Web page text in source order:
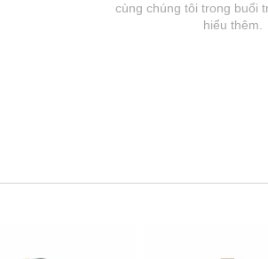
Tai nghe giao tiếp
cùng chúng tôi trong buổi
hiểu thêm.